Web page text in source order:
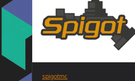
spigotmc